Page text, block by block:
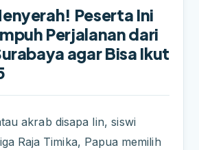
Peserta Ini
Perjalanan dari
agar Bisa Ikut
akrab disapa Iin, siswi
Raja Timika, Papua memilih